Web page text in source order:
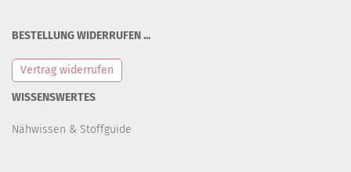
BESTELLUNG WIDERRUFEN ...
Vertrag widerrufen
WISSENSWERTES
Nähwissen & Stoffguide